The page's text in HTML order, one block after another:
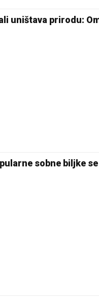
uništava prirodu:
sobne biljke